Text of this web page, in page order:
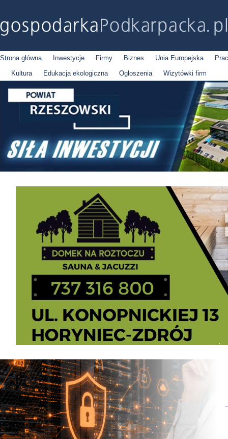
Strona główna Inwestycje Firmy Biznes Unia Europejska
Kultura
Edukacja ekologiczna Ogłoszenia Wizytówki firm